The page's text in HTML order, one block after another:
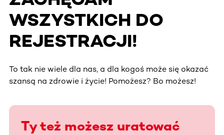
WSZYSTKICH DO
REJESTRACJI!
To tak nie wiele dla nas, a dla kogoś może się okazać
szansą na zdrowie i życie! Pomożesz? Bo możesz!
Ty też możesz uratować